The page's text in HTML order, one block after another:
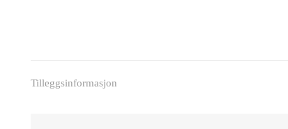
Tilleggsinformasjon